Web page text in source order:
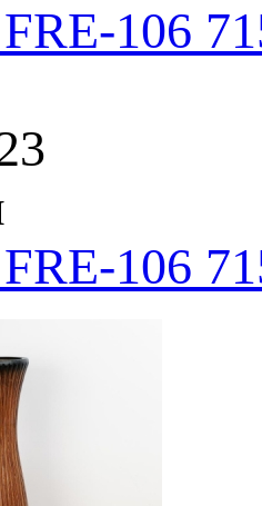
106
106